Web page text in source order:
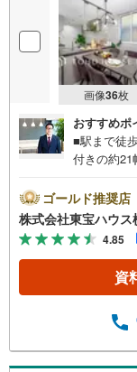
画像36枚
おすすめポ
■駅まで徒
付きの約21
で快適な暮
する快適な
＝＝＝＝＝
利用可 *が
＝＝＝＝
問い合わ
せ、弊社
や、住宅ロ
ゴールド推奨店
株式会社東宝ハウス
4.85
資